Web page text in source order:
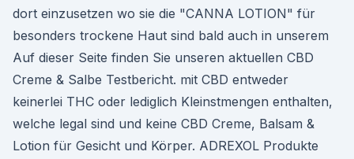
dort einzusetzen wo sie die "CANNA LOTION" für
besonders trockene Haut sind bald auch in unserem
Auf dieser Seite finden Sie unseren aktuellen CBD
Creme & Salbe Testbericht. mit CBD entweder
keinerlei THC oder lediglich Kleinstmengen enthalten,
welche legal sind und keine CBD Creme, Balsam &
Lotion für Gesicht und Körper. ADREXOL Produkte